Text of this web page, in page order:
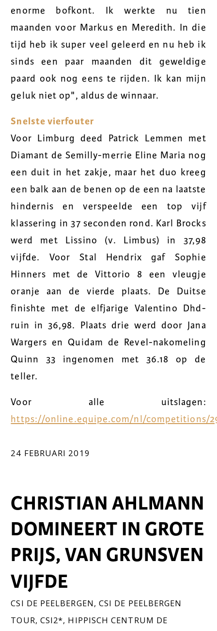
enorme bofkont. Ik werkte nu tien
maanden voor Markus en Meredith. In die
tijd heb ik super veel geleerd en nu heb ik
sinds een paar maanden dit geweldige
paard ook nog eens te rijden. Ik kan mijn
geluk niet op", aldus de winnaar.
Snelste vierfouter
Voor Limburg deed Patrick Lemmen met
Diamant de Semilly-merrie Eline Maria nog
een duit in het zakje, maar het duo kreeg
een balk aan de benen op de een na laatste
hindernis en verspeelde een top vijf
klassering in 37 seconden rond. Karl Brocks
werd met Lissino (v. Limbus) in 37,98
vijfde. Voor Stal Hendrix gaf Sophie
Hinners met de Vittorio 8 een vleugje
oranje aan de vierde plaats. De Duitse
finishte met de elfjarige Valentino Dhd-
ruin in 36,98. Plaats drie werd door Jana
Wargers en Quidam de Revel-nakomeling
Quinn 33 ingenomen met 36.18 op de
teller.
Voor alle uitslagen:
https://online.equipe.com/nl/competitions/
24 FEBRUARI 2019
CHRISTIAN AHLMANN
DOMINEERT IN GROTE
PRIJS, VAN GRUNSVEN
VIJFDE
CSI DE PEELBERGEN, CSI DE PEELBERGEN
TOUR, CSI2*, HIPPISCH CENTRUM DE